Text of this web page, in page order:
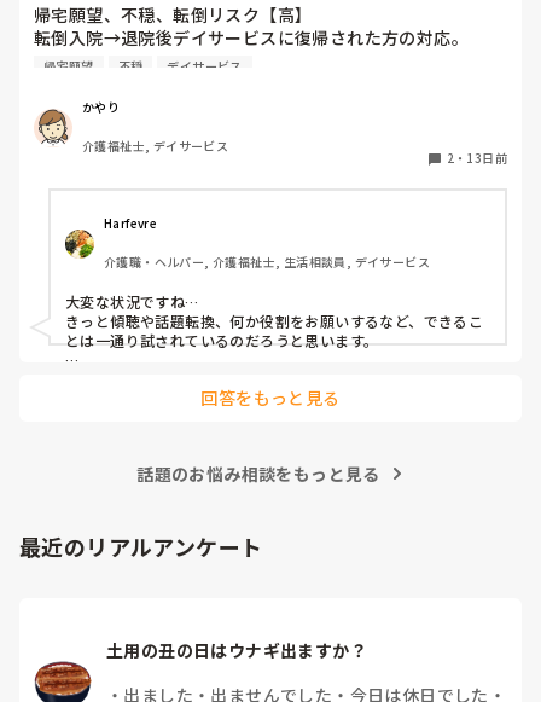
帰宅願望、不穏、転倒リスク【高】
転倒入院→退院後デイサービスに復帰された方の対応。
傾眠されたり落ち着いてる時間も多少はありますが食事以外
立ち上がり車椅子のフットレスをまたごうとしたりと転倒リ
スクがかなり高く職員1人がつきっきりになっています。
声かけにも意思疎通不可でとにかく帰りたい一心で出口のド
叩いたりしています。
どうしたら落ち着くのか試行錯誤中ですがなにかいい介助の
方法ありますか？
ワンフロアで隔離できない状況(今の時期暑く散歩等外に連
れ出すこともできず)
なので他の利用者様達が不穏になったりしています…ある同
じ卓の利用者様がお金もらいたいくらいと仰っていたり。。
利益を被るのは違うと思いますが、デイの方針としては毎日
ニックやアイディアを教えていただければと思い投稿しまし
帰宅願望 不穏 デイサービス
かやり
介護福祉士, デイサービス
2 ・ 13日前
Harfevre
介護職・ヘルパー, 介護福祉士, 生活相談員, デイサービス
大変な状況ですね…
きっと傾聴や話題転換、何か役割をお願いするなど、できるこ
とは一通り試されているのだろうと思います。
現状を考えると、デイだけで抱え込まず、ご家族・ケアマネや
デイサービスは、ご本人だけでなく他の利用者様も安心して過
現場だけで解決しようとせず、多職種で対応を検討していくこ
とが必要だと思います。
回答をもっと見る
話題のお悩み相談をもっと見る
最近のリアルアンケート
土用の丑の日はウナギ出ますか？
・ 出ました ・ 出ませんでした ・ 今日は休日でした ・